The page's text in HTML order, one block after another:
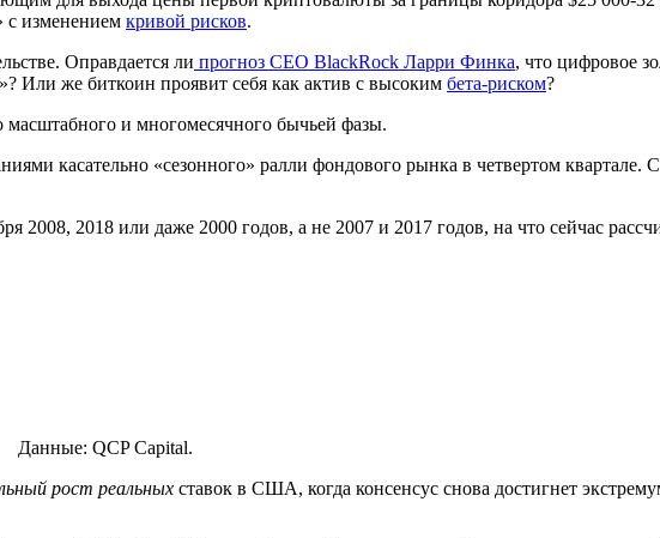
с изменением кривой рисков.
Оправдается ли прогноз CEO BlackRock Ларри Финка, что цифровое
Или же биткоин проявит себя как актив с высоким бета-риском?
и многомесячного бычьей фазы.
касательно «сезонного» ралли фондового рынка в четвертом квартале.
2008, 2018 или даже 2000 годов, а не 2007 и 2017 годов, на что сейчас
Данные: QCP Capital.
рост реальных ставок в США, когда консенсус снова достигнет